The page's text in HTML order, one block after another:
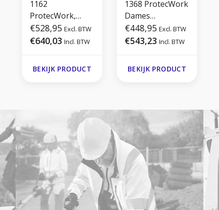
1162
ProtecWork,
High-Vis Jack met
Capuchon
€528,95 Excl. BTW
€640,03 Incl. BTW
BEKIJK PRODUCT
1368 ProtecWork
Dames
Waterproof Shell
jack
€448,95 Excl. BTW
€543,23 Incl. BTW
BEKIJK PRODUCT